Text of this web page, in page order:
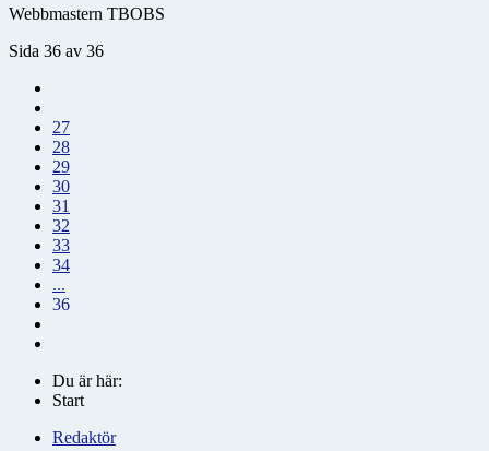
Webbmastern TBOBS
Sida 36 av 36
27
28
29
30
31
32
33
34
...
36
Du är här:
Start
Redaktör